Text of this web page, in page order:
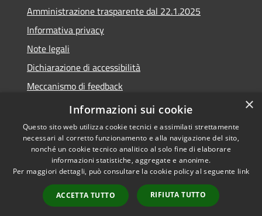
Amministrazione trasparente dal 22.1.2025
Informativa privacy
Note legali
Dichiarazione di accessibilità
Meccanismo di feedback
Whistleblowing
Accessibilità
Copyright © 2020 •
Comune di Scarlino •
Powered byMunicipium
Accesso redazione
×
Informazioni sui cookie
Questo sito web utilizza cookie tecnici e assimilati strettamente
necessari al corretto funzionamento e alla navigazione del sito,
nonché un cookie tecnico analitico al solo fine di elaborare
informazioni statistiche, aggregate e anonime.
Per maggiori dettagli, può consultare la cookie policy al seguente link
ACCETTA TUTTO RIFIUTA TUTTO